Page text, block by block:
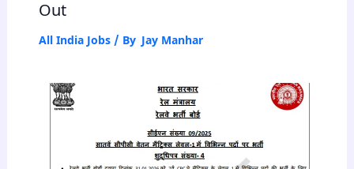
Out
All India Jobs/ By Jay Manhar